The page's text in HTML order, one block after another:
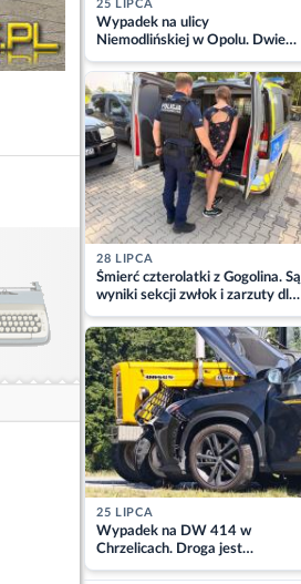
25 LIPCA
Wypadek na ulicy
Niemodlińskiej w Opolu. Dwie
osoby w szpitalu
28 LIPCA
Śmierć czterolatki z Gogolina. Są
wyniki sekcji zwłok i zarzuty dla
matki
25 LIPCA
Wypadek na DW 414 w
Chrzelicach. Droga jest
zablokowana